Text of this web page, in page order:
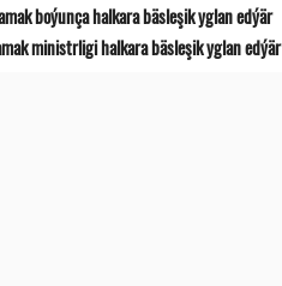
boýunça halkara bäsleşik yglan edýär
ministrligi halkara bäsleşik yglan edýär